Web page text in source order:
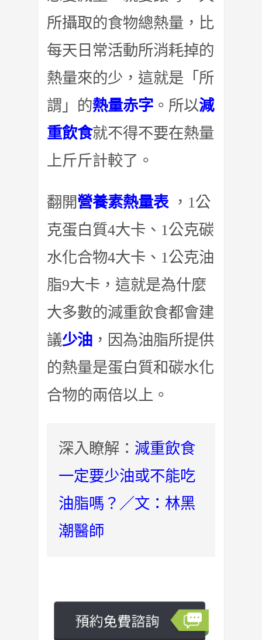
所攝取的食物總熱量，比
每天日常活動所消耗掉的
熱量來的少，這就是「所
謂」的熱量赤字 。所以減
重飲食就不得不要在熱量
上斤斤計較了。
翻開營養素熱量表，1公
克蛋白質4大卡、1公克碳
水化合物4大卡、1公克油
脂9大卡，這就是為什麼
大多數的減重飲食都會建
議少油 ，因為油脂所提供
的熱量是蛋白質和碳水化
合物的兩倍以上。
深入瞭解： 減重飲食
一定要少油或不能吃
油脂嗎？／文：林黑
潮醫師